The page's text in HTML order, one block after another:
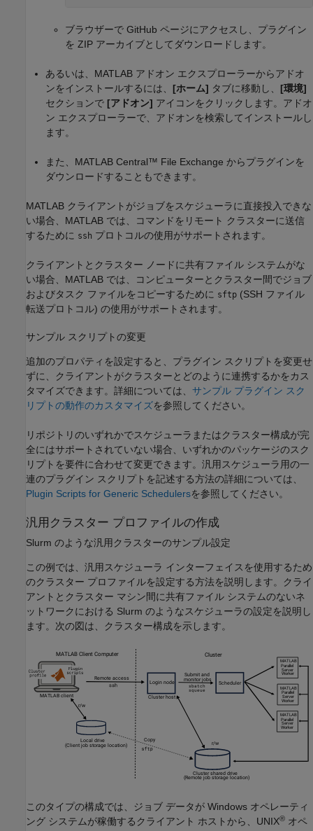
ブラウザーで GitHub ページにアクセスし、プラグイン
を ZIP アーカイブとしてダウンロードします。
あるいは、MATLAB アドオン エクスプローラーからアドオ
ンをインストールするには、 [ホーム] タブに移動し、 [環境]
セクションで [アドオン] アイコンをクリックします。アドオ
ン エクスプローラーで、アドオンを検索してインストールし
ます。
また、 MATLAB Central™ File Exchange からプラグインを
ダウンロードすることもできます。
MATLAB クライアントがジョブをスケジューラに直接投入できな
い場合、MATLAB では、コマンドをリモート クラスターに送信
するために ssh プロトコルの使用がサポートされます。
クライアントとクラスター ノードに共有ファイル システムがな
い場合、MATLAB では、コンピューターとクラスター間でジョブ
およびタスク ファイルをコピーするために sftp (SSH ファイル
転送プロトコル) の使用がサポートされます。
サンプル スクリプトの変更
追加のプロパティを設定すると、プラグイン スクリプトを変更せ
ずに、クライアントがクラスターとどのように連携するかをカス
タマイズできます。詳細については、 サンプル プラグイン スク
リプトの動作のカスタマイズを参照してください。
リポジトリのいずれかでスケジューラまたはクラスター構成が完
全にはサポートされていない場合、いずれかのパッケージのスク
リプトを要件に合わせて変更できます。汎用スケジューラ用の一
連のプラグイン スクリプトを記述する方法の詳細については、
Plugin Scripts for Generic Schedulersを参照してください。
汎用クラスター プロファイルの作成
Slurm のような汎用クラスターのサンプル設定
この例では、汎用スケジューラ インターフェイスを使用するため
のクラスター プロファイルを設定する方法を説明します。クライ
アントとクラスター マシン間に共有ファイル システムのないネ
ットワークにおける Slurm のようなスケジューラの設定を説明し
ます。次の図は、クラスター構成を示します。
このタイプの構成では、ジョブ データが Windows オペレーティ
ング システムが稼働するクライアント ホストから、UNIX® オペ